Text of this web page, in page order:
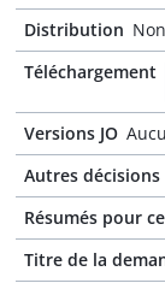
Distribution
Téléchargement
Versions JO
Autres
Résumés pour
Titre de la